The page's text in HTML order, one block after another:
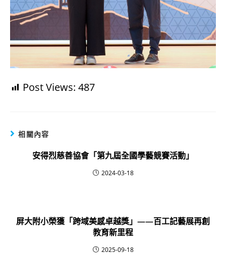
Post Views: 487
相關內容
安得烈慈善協會「第九屆全國學藝競賽活動」
2024-03-18
屏大附小榮獲「跨域美感卓越獎」——百工記藝展再創
教育新里程
2025-09-18